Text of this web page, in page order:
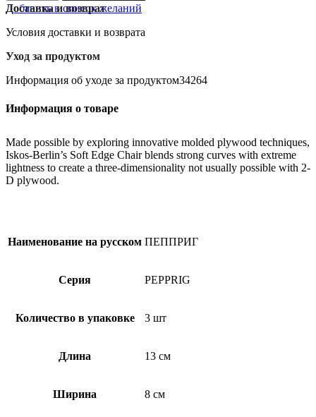
Добавить в список желаний
Доставка и возврат
Условия доставки и возврата
Уход за продуктом
Информация об уходе за продуктом34264
Информация о товаре
Made possible by exploring innovative molded plywood techniques,
Iskos-Berlin’s Soft Edge Chair blends strong curves with extreme
lightness to create a three-dimensionality not usually possible with 2-
D plywood.
Наименование на русском ПЕППРИГ
Серия PEPPRIG
Количество в упаковке 3 шт
Длина 13 см
Ширина 8 см